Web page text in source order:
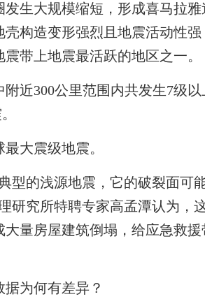
生大规模缩短，形成喜马拉
构造变形强烈且地震活动性
带上地震最活跃的地区之一。
300公里范围内共发生7级以
大震级地震。
的浅源地震，它的破裂面可能
研究所特聘专家高孟潭认为，
量房屋建筑倒塌，给应急救
为何有差异？